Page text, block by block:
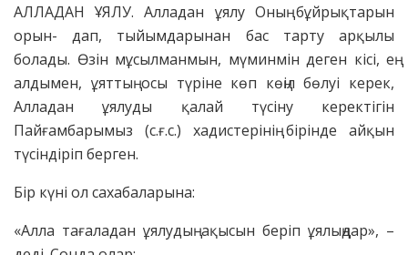
АЛЛАДАН ҰЯЛУ. Алладан ұялу Оның бұйрықтарын
орын- дап, тыйымдарынан бас тарту арқылы
болады. Өзін мұсылманмын, мүминмін деген кісі, ең
алдымен, ұяттың осы түріне көп көңіл бөлуі керек,
Алладан ұялуды қалай түсіну керектігін
Пайғамбарымыз (с.ғ.с.) хадистерінің бірінде айқын
түсіндіріп берген.
Бір күні ол сахабаларына:
«Алла тағаладан ұялудың ақысын беріп ұялыңдар», –